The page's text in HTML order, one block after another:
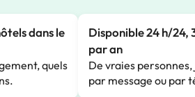
dans le
quels
Disponible 24 h/24,
par an
De vraies
par message ou par